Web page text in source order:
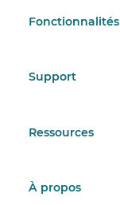
Fonctionnalités
Support
Ressources
À propos